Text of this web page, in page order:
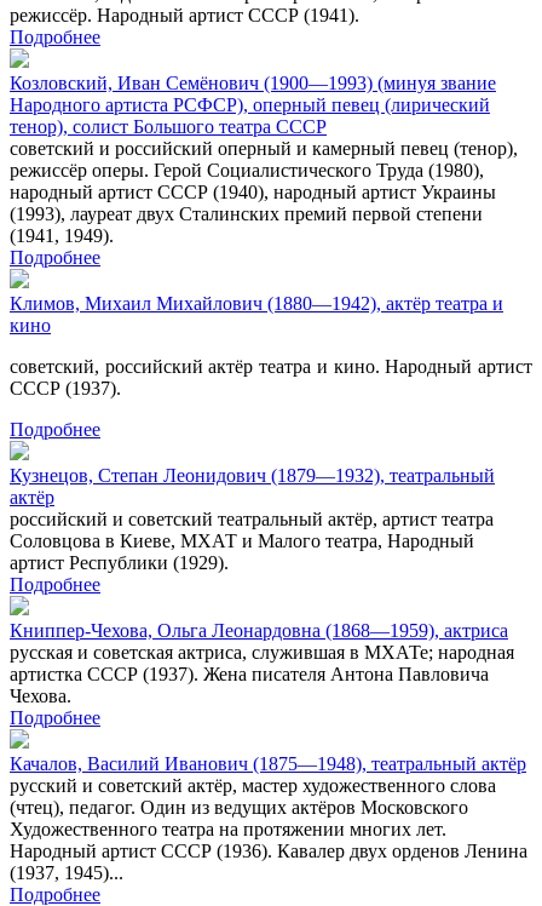
режиссёр. Народный артист СССР (1941).
Подробнее
Козловский, Иван Семёнович (1900—1993) (минуя звание
Народного артиста РСФСР), оперный певец (лирический
тенор), солист Большого театра СССР
советский и российский оперный и камерный певец (тенор),
режиссёр оперы. Герой Социалистического Труда (1980),
народный артист СССР (1940), народный артист Украины
(1993), лауреат двух Сталинских премий первой степени
(1941, 1949).
Подробнее
Климов, Михаил Михайлович (1880—1942), актёр театра и
кино
советский, российский актёр театра и кино. Народный артист
СССР (1937).
Подробнее
Кузнецов, Степан Леонидович (1879—1932), театральный
актёр
российский и советский театральный актёр, артист театра
Соловцова в Киеве, МХАТ и Малого театра, Народный
артист Республики (1929).
Подробнее
Книппер-Чехова, Ольга Леонардовна (1868—1959), актриса
русская и советская актриса, служившая в МХАТе; народная
артистка СССР (1937). Жена писателя Антона Павловича
Чехова.
Подробнее
Качалов, Василий Иванович (1875—1948), театральный актёр
русский и советский актёр, мастер художественного слова
(чтец), педагог. Один из ведущих актёров Московского
Художественного театра на протяжении многих лет.
Народный артист СССР (1936). Кавалер двух орденов Ленина
(1937, 1945)...
Подробнее